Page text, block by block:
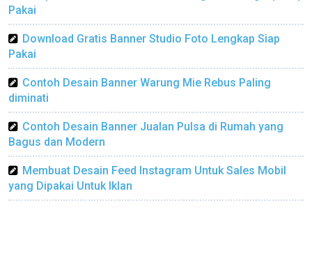
Pakai
Download Gratis Banner Studio Foto Lengkap Siap
Pakai
Contoh Desain Banner Warung Mie Rebus Paling
diminati
Contoh Desain Banner Jualan Pulsa di Rumah yang
Bagus dan Modern
Membuat Desain Feed Instagram Untuk Sales Mobil
yang Dipakai Untuk Iklan